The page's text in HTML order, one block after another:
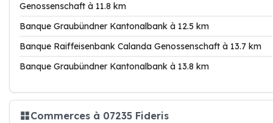
Genossenschaft à 11.8 km
Banque Graubündner Kantonalbank à 12.5 km
Banque Raiffeisenbank Calanda Genossenschaft à 13.7 km
Banque Graubündner Kantonalbank à 13.8 km
Commerces à 07235 Fideris